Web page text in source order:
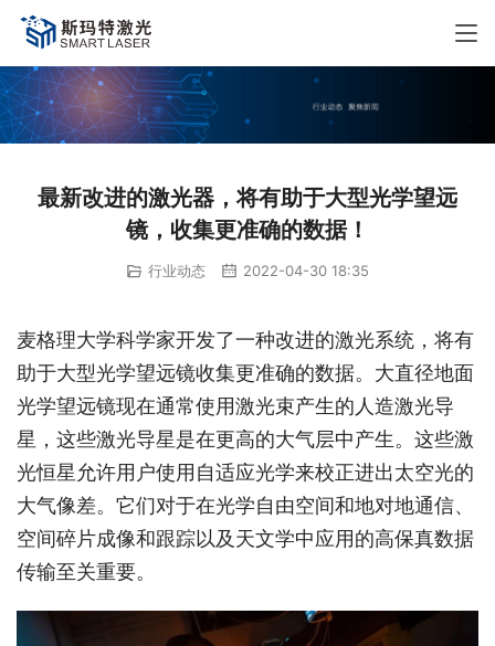
最新改进的激光器，将有助于大型光学望远
镜，收集更准确的数据！
行业动态 2022-04-30 18:35
麦格理大学科学家开发了一种改进的激光系统，将有
助于大型光学望远镜收集更准确的数据。大直径地面
光学望远镜现在通常使用激光束产生的人造激光导
星，这些激光导星是在更高的大气层中产生。这些激
光恒星允许用户使用自适应光学来校正进出太空光的
大气像差。它们对于在光学自由空间和地对地通信、
空间碎片成像和跟踪以及天文学中应用的高保真数据
传输至关重要。